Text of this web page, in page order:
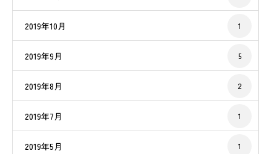
2019年10月 1
2019年9月 5
2019年8月 2
2019年7月 1
2019年5月 1